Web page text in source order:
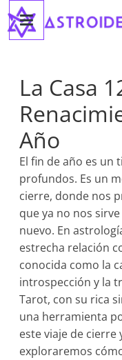
Saltar
contenido
La Casa
Año
El fin de año es un
profundos. Es un
cierre, donde nos
que ya no nos
nuevo. En
estrecha relación
conocida como la
introspección y la
Tarot, con su rica
una herramienta
este viaje de cierre
exploraremos